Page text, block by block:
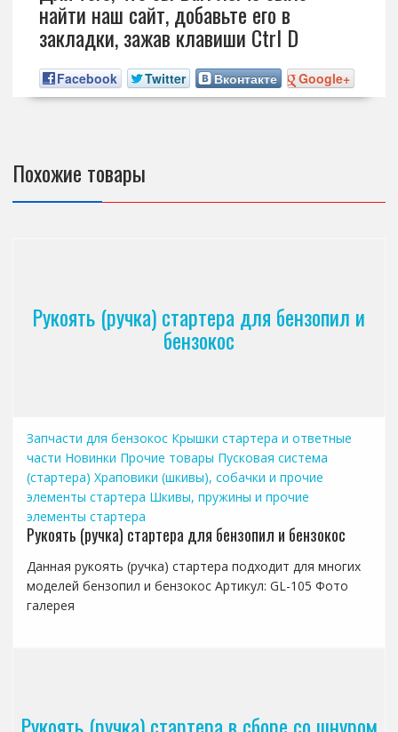
найти наш сайт, добавьте его в
закладки, зажав клавиши Ctrl D
Facebook Twitter Вконтакте Google+
Похожие товары
Рукоять (ручка) стартера для бензопил и
бензокос
Запчасти для бензокос Крышки стартера и ответные
части Новинки Прочие товары Пусковая система
(стартера) Храповики (шкивы), собачки и прочие
элементы стартера Шкивы, пружины и прочие
элементы стартера
Рукоять (ручка) стартера для бензопил и бензокос
Данная рукоять (ручка) стартера подходит для многих
моделей бензопил и бензокос Артикул: GL-105 Фото
галерея